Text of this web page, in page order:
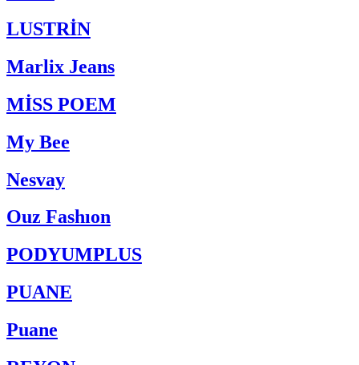
LUSTRİN
Marlix Jeans
MİSS POEM
My Bee
Nesvay
Ouz Fashıon
PODYUMPLUS
PUANE
Puane